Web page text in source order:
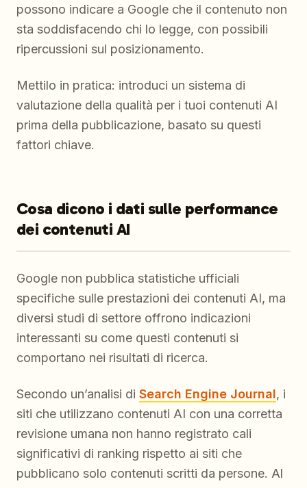
possono indicare a Google che il contenuto non
sta soddisfacendo chi lo legge, con possibili
ripercussioni sul posizionamento.
Mettilo in pratica: introduci un sistema di
valutazione della qualità per i tuoi contenuti AI
prima della pubblicazione, basato su questi
fattori chiave.
Cosa dicono i dati sulle performance
dei contenuti AI
Google non pubblica statistiche ufficiali
specifiche sulle prestazioni dei contenuti AI, ma
diversi studi di settore offrono indicazioni
interessanti su come questi contenuti si
comportano nei risultati di ricerca.
Secondo un’analisi di Search Engine Journal, i
siti che utilizzano contenuti AI con una corretta
revisione umana non hanno registrato cali
significativi di ranking rispetto ai siti che
pubblicano solo contenuti scritti da persone. Al